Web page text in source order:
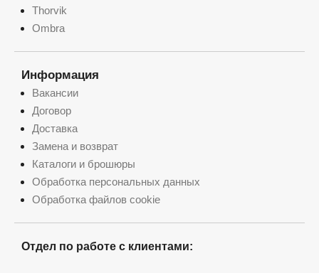
Thorvik
Ombra
Информация
Вакансии
Договор
Доставка
Замена и возврат
Каталоги и брошюры
Обработка персональных данных
Обработка файлов cookie
Отдел по работе с клиентами: